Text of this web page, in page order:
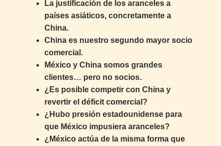
La justificación de los aranceles a
países asiáticos, concretamente a
China.
China es nuestro segundo mayor socio
comercial.
México y China somos grandes
clientes… pero no socios.
¿Es posible competir con China y
revertir el déficit comercial?
¿Hubo presión estadounidense para
que México impusiera aranceles?
¿México actúa de la misma forma que